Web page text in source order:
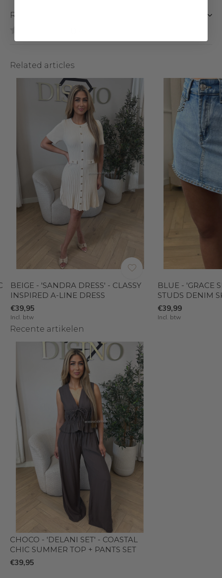
Reviews
Related articles
BEIGE - 'SANDRA DRESS' - CLASSY
INSPIRED A-LINE DRESS
€39,95
Incl. btw
BLUE - 'GRACE
STUDS DENIM
€39,99
Incl. btw
Recente artikelen
CHOCO - 'DELANI SET' - COASTAL
CHIC SUMMER TOP + PANTS SET
€39,95